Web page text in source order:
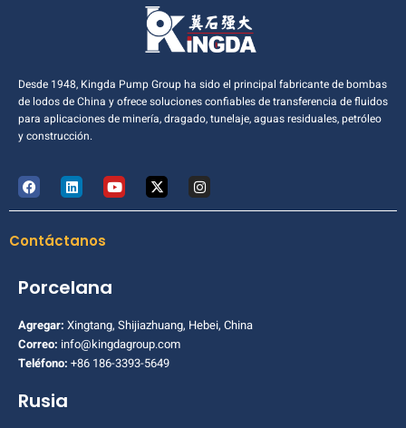
Desde 1948, Kingda Pump Group ha sido el principal fabricante de bombas
de lodos de China y ofrece soluciones confiables de transferencia de fluidos
para aplicaciones de minería, dragado, tunelaje, aguas residuales, petróleo
y construcción.
Contáctanos
Porcelana
Agregar: Xingtang, Shijiazhuang, Hebei, China
Correo: info@kingdagroup.com
Teléfono: +86 186-3393-5649
Rusia